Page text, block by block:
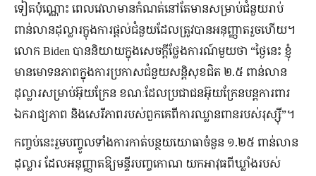
ទៀតប៉ុណ្ណោះ ពេលវេលាមានកំណត់នៅតែមានសម្រាប់ជំនួយរាប់
ពាន់លានដុល្លារក្នុងការផ្តល់ជំនួយដែលត្រូវបានអនុញ្ញាតរួចហើយ។
លោក Biden បាននិយាយក្នុងសេចក្តីថ្លែងការណ៍មួយថា “ថ្ងៃនេះ ខ្ញុំ
មានមោទនភាពក្នុងការប្រកាសជំនួយសន្តិសុខជិត ២.៥ ពាន់លាន
ដុល្លារសម្រាប់អ៊ុយក្រែន ខណៈដែលប្រជាជនអ៊ុយក្រែនបន្តការពារ
ឯករាជ្យភាព និងសេរីភាពរបស់ពួកគេពីការឈ្លានពានរបស់រុស្ស៊ី”។
កញ្ចប់នេះរួមបញ្ចូលទាំងការកាត់បន្ថយយោធាចំនួន ១.២៥ ពាន់លាន
ដុល្លារ ដែលអនុញ្ញាតឱ្យមន្ទីរបញ្ចកោណ យកអាវុធពីឃ្លាំងរបស់